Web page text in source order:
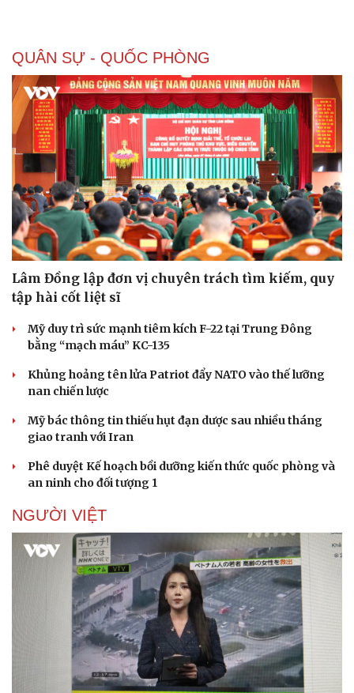
QUÂN SỰ - QUỐC PHÒNG
Lâm Đồng lập đơn vị chuyên trách tìm kiếm, quy
tập hài cốt liệt sĩ
Mỹ duy trì sức mạnh tiêm kích F-22 tại Trung Đông
bằng “mạch máu” KC-135
Khủng hoảng tên lửa Patriot đẩy NATO vào thế lưỡng
nan chiến lược
Mỹ bác thông tin thiếu hụt đạn dược sau nhiều tháng
giao tranh với Iran
Phê duyệt Kế hoạch bồi dưỡng kiến thức quốc phòng và
an ninh cho đối tượng 1
NGƯỜI VIỆT